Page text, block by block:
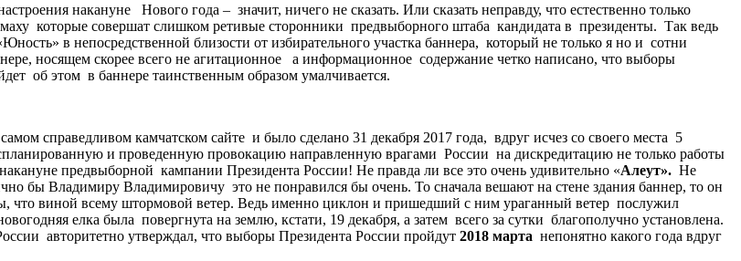
накануне Нового года – значит, ничего не сказать. Или сказать неправду, что естественно только
которые совершат слишком ретивые сторонники предвыборного штаба кандидата в президенты. Так ведь
в непосредственной близости от избирательного участка баннера, который не только я но и сотни
носящем скорее всего не агитационное а информационное содержание четко написано, что выборы
об этом в баннере таинственным образом умалчивается.
справедливом камчатском сайте и было сделано 31 декабря 2017 года, вдруг исчез со своего места 5
и проведенную провокацию направленную врагами России на дискредитацию не только работы
предвыборной кампании Президента России! Не правда ли все это очень удивительно «Алеут». Не
бы Владимиру Владимировичу это не понравился бы очень. То сначала вешают на стене здания баннер, то он
что виной всему штормовой ветер. Ведь именно циклон и пришедший с ним ураганный ветер послужил
елка была повергнута на землю, кстати, 19 декабря, а затем всего за сутки благополучно установлена.
авторитетно утверждал, что выборы Президента России пройдут 2018 марта непонятно какого года вдруг